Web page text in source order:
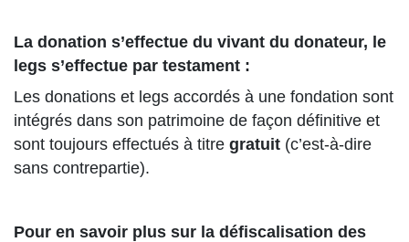
La donation s’effectue du vivant du donateur, le
legs s’effectue par testament :
Les donations et legs accordés à une fondation sont
intégrés dans son patrimoine de façon définitive et
sont toujours effectués à titre gratuit (c’est-à-dire
sans contrepartie).
Pour en savoir plus sur la défiscalisation des